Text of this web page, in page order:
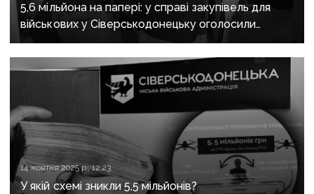
5,6 мільйона на папері: у справі закупівель для
військових у Сіверськодонецьку оголосили
підозри
14 жовтня 2025 р., 12:23
У якій схемі зникли 5,5 мільйонів?